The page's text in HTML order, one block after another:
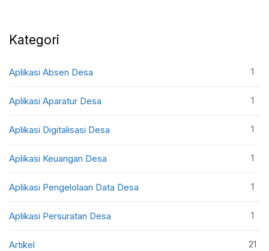
Kategori
Aplikasi Absen Desa 1
Aplikasi Aparatur Desa 1
Aplikasi Digitalisasi Desa 1
Aplikasi Keuangan Desa 1
Aplikasi Pengelolaan Data Desa 1
Aplikasi Persuratan Desa 1
Artikel 21